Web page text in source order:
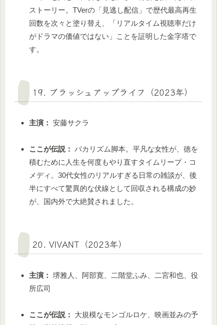
ストーリー。TVerの「見逃し配信」で歴代最高再生
回数を次々と塗り替え、「リアルタイム視聴率だけ
がドラマの価値ではない」ことを証明した金字塔で
す。
19. ブラッシュアップライフ（2023年）
主演： 安藤サクラ
ここが伝説： バカリズム脚本。平凡な女性が、徳を
積むために人生を何度もやり直すタイムリープ・コ
メディ。30代女性のリアルすぎる日常の雑談が、後
半にすべて驚異的な伏線として回収される構成の妙
が、国内外で大絶賛されました。
20. VIVANT（2023年）
主演： 堺雅人、阿部寛、二階堂ふみ、二宮和也、役
所広司
ここが伝説：
大規模なモンゴルロケ、映画並みの予